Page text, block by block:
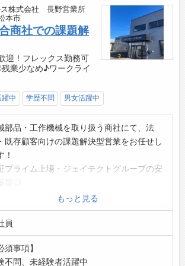
退社
かせる資格】
建築士、1級建築士
ンテリアコーディネーター、その他設計、
イン関係
ァイナンシャルプランナー
イント】
全週休二日制でプライベートも充実！
次有給休暇の取得促進とキャリア休暇制度
キルアップ】
ンタルヘルスケアの提供
利厚生◎】
員食事会・行楽・クリスマス・イベント等
リエーションの充実
気・怪我で長期にわたって休業状態にある
に対する給付金や休職制度
実と高品質サービスを追求し、オンザジョ
トレーニングとベンダー主催のトレーニン
ス株式会社 長野営業所
本市
商社での課題解
迎！フレックス勤務可
業少なめ♪ワークライ
中 学歴不問 男女活躍中
部品・工作機械を取り扱う商社にて、法
既存顧客向けの課題解決型営業をお任せし
！
プライム上場・ジェイテクトグループの安
リング・機械部品の総合商社
顧客との関係構築に集中でき、課題解決型
案力を磨ける環境です
体的な業務内容】
アリング等の様々な機械部品
産設備
もっと見る
員
須事項】
不問、未経験者活躍中